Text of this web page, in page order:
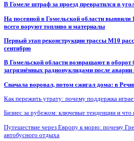
В Гомеле штраф за проезд превратился в
На посевной в Гомельской области выявили
всего воруют топливо и материалы
Первый этап реконструкции трассы М10
сентябрю
В Гомельской области возвращают в оборот
загрязнённых радионуклидами после
Сначала воровал, потом сжигал дома: в
Как пережить утрату: почему поддержка
Бизнес за рубежом: ключевые тенденции и
Путешествие через Европу к морю: почему
автобусного отдыха